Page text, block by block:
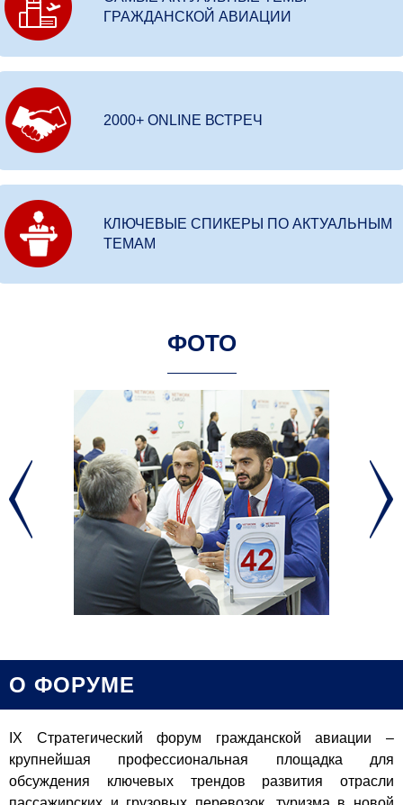
ГРАЖДАНСКОЙ АВИАЦИИ
2000+ ONLINE ВСТРЕЧ
КЛЮЧЕВЫЕ СПИКЕРЫ ПО АКТУАЛЬНЫМ
ТЕМАМ
ФОТО
О ФОРУМЕ
IХ Стратегический форум гражданской авиации –
крупнейшая профессиональная площадка для
обсуждения ключевых трендов развития отрасли